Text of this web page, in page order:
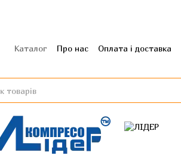
Каталог Про нас Оплата і доставка